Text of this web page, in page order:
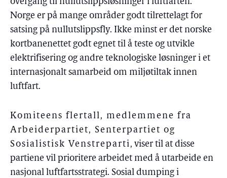
Norge er på mange områder godt tilrettelagt for
satsing på nullutslippsfly. Ikke minst er det norske
kortbanenettet godt egnet til å teste og utvikle
elektrifisering og andre teknologiske løsninger i et
internasjonalt samarbeid om miljøtiltak innen
luftfart.
Komiteens flertall, medlemmene fra
Arbeiderpartiet, Senterpartiet og
Sosialistisk Venstreparti, viser til at disse
partiene vil prioritere arbeidet med å utarbeide en
nasjonal luftfartsstrategi. Sosial dumping i